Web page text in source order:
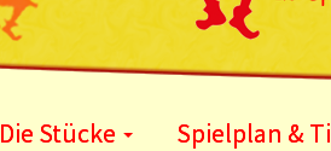
Die Stücke Spielplan &